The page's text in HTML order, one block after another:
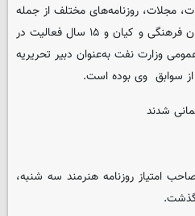
مجلات، روزنامه‌های مختلف از جمله
مسئولیت بخش ادبیات مجله کیهان فرهنگی و کیان و ۱۵ سال فعالیت در
وزارت نفت به‌عنوان دبیر تحریریه
از سوابق وی بوده است.
امتیاز روزنامه هنرمند سه شنبه،